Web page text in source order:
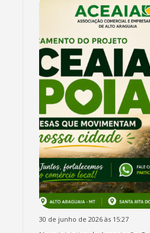
30 de junho de 2026 às 15:27